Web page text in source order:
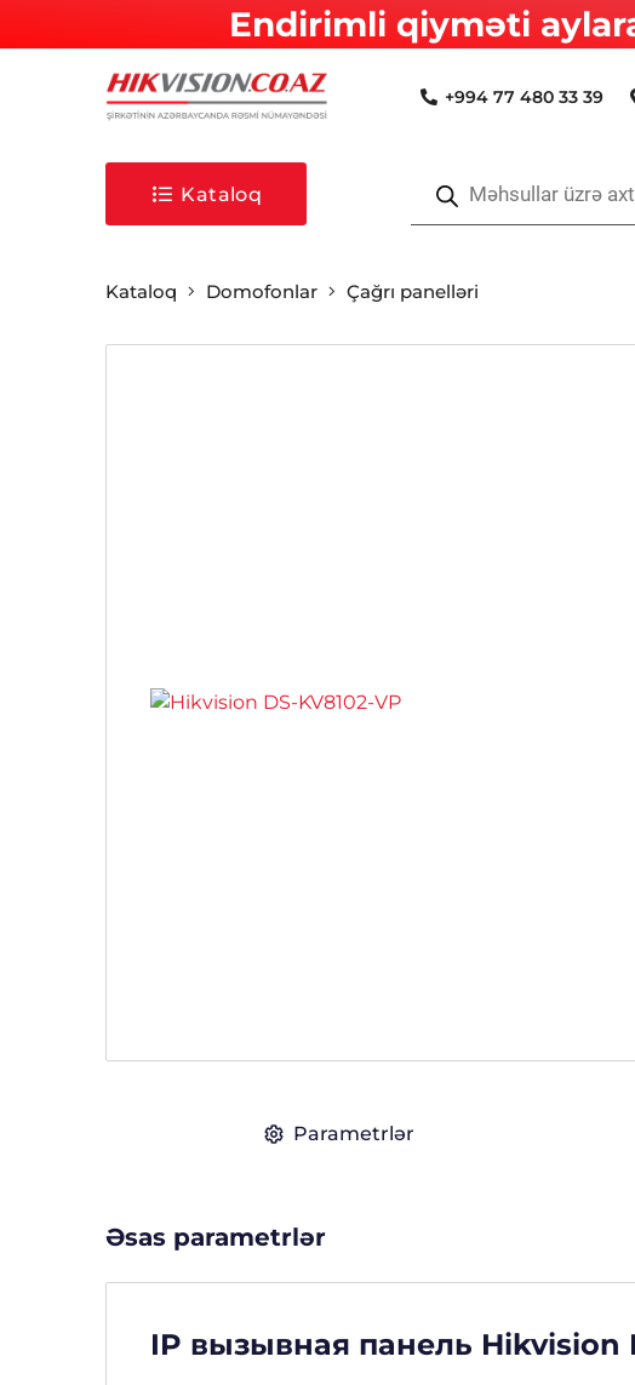
Endirimli qiyməti
+994 77 480 33 39
Kataloq
search
Kataloq Domofonlar Çağrı panelləri
Parametrlər
Əsas parametrlər
IP вызывная панель Hikvision